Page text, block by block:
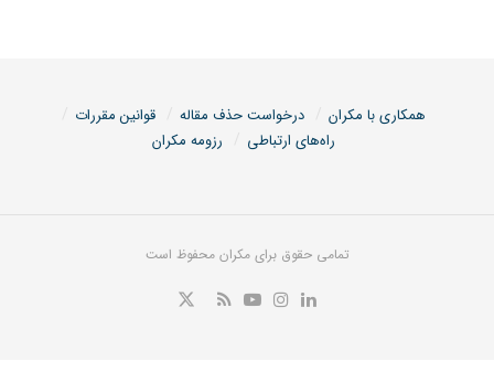
همکاری با مکران درخواست حذف مقاله
قوانین مقررات
راه‌های ارتباطی
رزومه مکران
تمامی حقوق برای مکران محفوظ است